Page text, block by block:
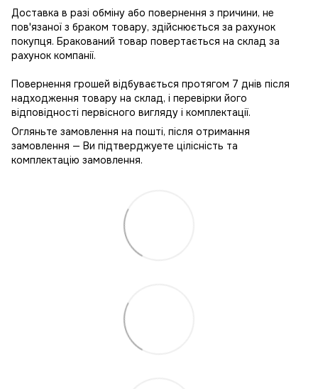
Доставка в разі обміну або повернення з причини, не
пов'язаної з браком товару, здійснюється за рахунок
покупця. Бракований товар повертається на склад за
рахунок компанії.
Повернення грошей відбувається протягом 7 днів після
надходження товару на склад, і перевірки його
відповідності первісного вигляду і комплектації.
Огляньте замовлення на пошті, після отримання
замовлення — Ви підтверджуете цілісність та
комплектацію замовлення.